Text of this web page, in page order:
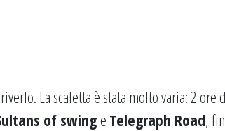
La scaletta è stata molto varia: 2 ore
of swing e Telegraph Road,